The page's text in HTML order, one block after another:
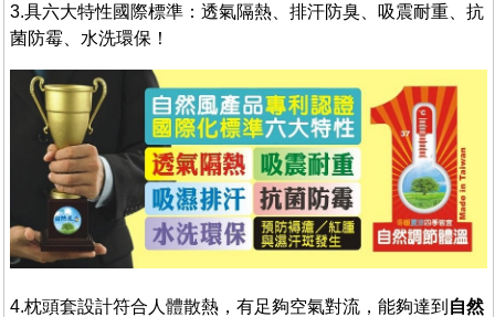
3.具六大特性國際標準：透氣隔熱、排汗防臭、吸震耐重、抗
菌防霉、水洗環保！
4.枕頭套設計符合人體散熱，有足夠空氣對流，能夠達到 自然